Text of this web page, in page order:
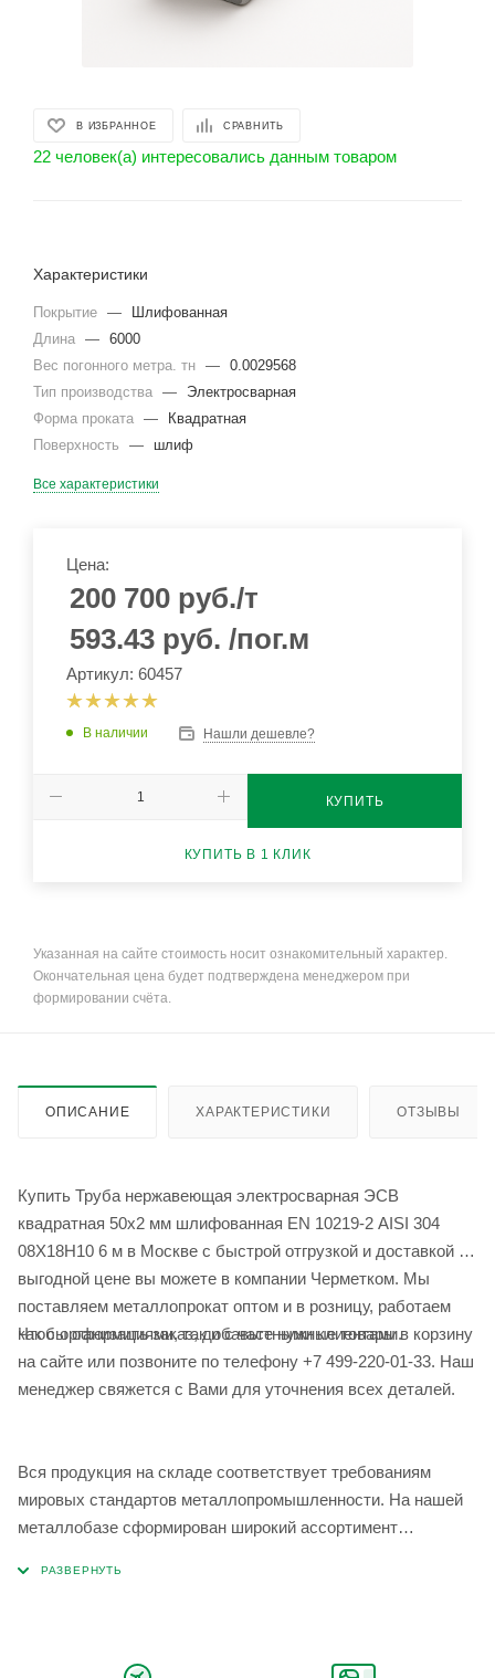
В ИЗБРАННОЕ СРАВНИТЬ
22 человек(а) интересовались данным товаром
Характеристики
Покрытие —
Шлифованная
Длина — 6000
Вес погонного метра. тн — 0.0029568
Тип производства —
Электросварная
Форма проката —
Квадратная
Поверхность
— шлиф
Все характеристики
Цена:
200 700 руб./т
593.43 руб. /пог.м
Артикул: 60457
В наличии Нашли дешевле?
КУПИТЬ
КУПИТЬ В 1 КЛИК
Указанная на сайте стоимость носит ознакомительный характер.
Окончательная цена будет подтверждена менеджером при
формировании счёта.
ОПИСАНИЕ ХАРАКТЕРИСТИКИ ОТЗЫВЫ
Купить Труба нержавеющая электросварная ЭСВ
квадратная 50х2 мм шлифованная EN 10219-2 AISI 304
08Х18Н10 6 м в Москве с быстрой отгрузкой и доставкой по
выгодной цене вы можете в компании Черметком. Мы
поставляем металлопрокат оптом и в розницу, работаем
как с организациями, так и с частными клиентами.
Чтобы оформить заказ, добавьте нужные товары в корзину
на сайте или позвоните по телефону +7 499-220-01-33. Наш
менеджер свяжется с Вами для уточнения всех деталей.
Вся продукция на складе соответствует требованиям
мировых стандартов металлопромышленности. На нашей
металлобазе сформирован широкий ассортимент